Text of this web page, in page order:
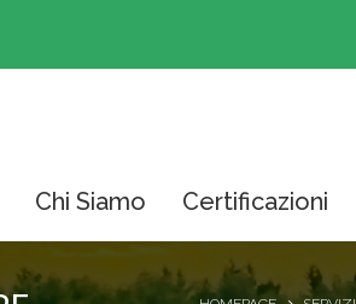
Chi Siamo Certificazioni